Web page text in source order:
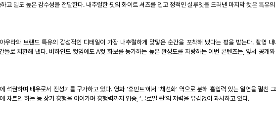
고 밀도 높은 감수성을 전달한다. 내추럴한 핏의 화이트 셔츠를 입고 정적인 실루엣을 드러낸 마지막 컷은 특유
우라와 브랜드 특유의 감성적인 디테일이 가장 내추럴하게 맞닿은 순간을 포착해 냈다는 평을 받는다. 촬영 내
들로 치환해 냈다. 비하인드 컷임에도A컷 화보를 능가하는 높은 완성도를 자랑하는 이번 콘텐츠는, 앞서 공개
석권하며 배우로서 전성기를 구가하고 있다. 영화 '휴민트'에서 '채선화' 역으로 분해 흡입력 있는 열연을 펼친
에 차트인 하는 등 장기 흥행을 이어가며 흥행력까지 입증 ‘글로벌 퀸’의 저력을 유감없이 과시하고 있다.